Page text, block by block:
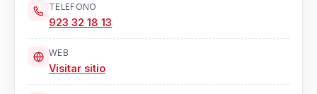
TELEFONO
923 32 18 13
WEB
Visitar sitio